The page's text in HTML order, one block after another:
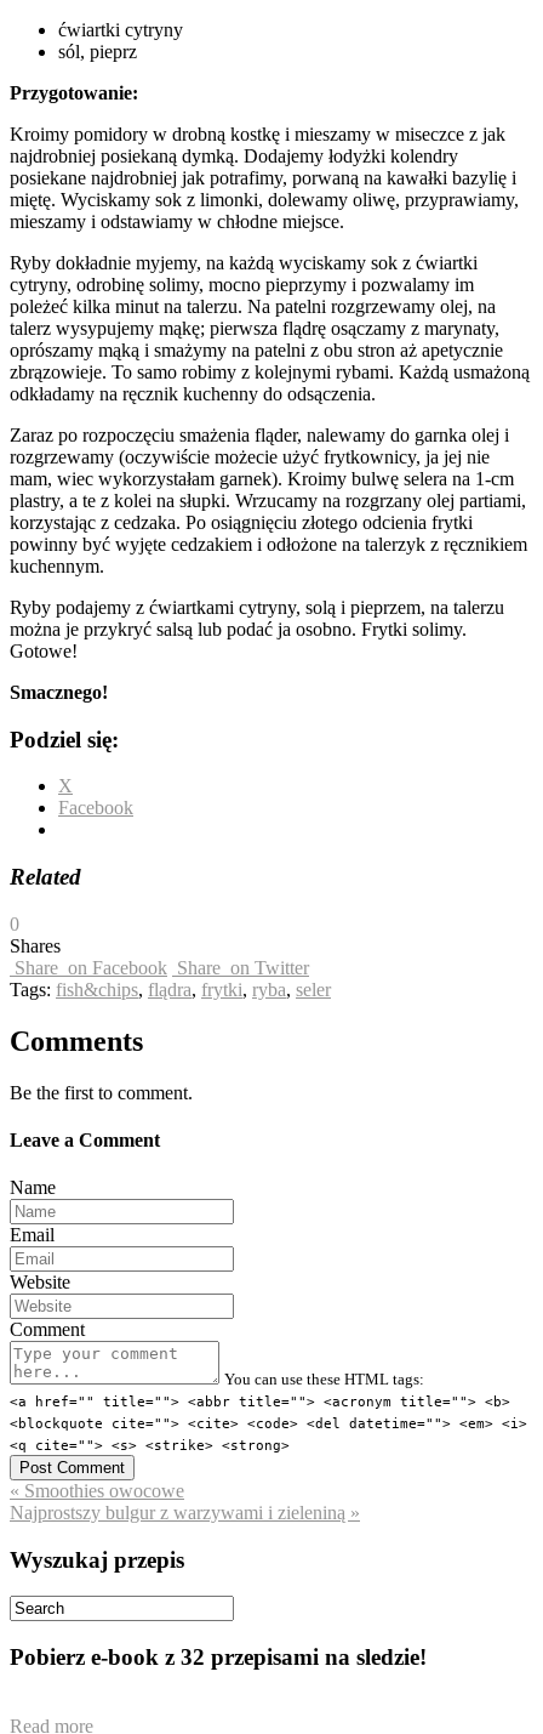
ćwiartki cytryny
sól, pieprz
Przygotowanie:
Kroimy pomidory w drobną kostkę i mieszamy w miseczce z jak
najdrobniej posiekaną dymką. Dodajemy łodyżki kolendry
posiekane najdrobniej jak potrafimy, porwaną na kawałki bazylię i
miętę. Wyciskamy sok z limonki, dolewamy oliwę, przyprawiamy,
mieszamy i odstawiamy w chłodne miejsce.
Ryby dokładnie myjemy, na każdą wyciskamy sok z ćwiartki
cytryny, odrobinę solimy, mocno pieprzymy i pozwalamy im
poleżeć kilka minut na talerzu. Na patelni rozgrzewamy olej, na
talerz wysypujemy mąkę; pierwsza flądrę osączamy z marynaty,
oprószamy mąką i smażymy na patelni z obu stron aż apetycznie
zbrązowieje. To samo robimy z kolejnymi rybami. Każdą usmażoną
odkładamy na ręcznik kuchenny do odsączenia.
Zaraz po rozpoczęciu smażenia fląder, nalewamy do garnka olej i
rozgrzewamy (oczywiście możecie użyć frytkownicy, ja jej nie
mam, wiec wykorzystałam garnek). Kroimy bulwę selera na 1-cm
plastry, a te z kolei na słupki. Wrzucamy na rozgrzany olej partiami,
korzystając z cedzaka. Po osiągnięciu złotego odcienia frytki
powinny być wyjęte cedzakiem i odłożone na talerzyk z ręcznikiem
kuchennym.
Ryby podajemy z ćwiartkami cytryny, solą i pieprzem, na talerzu
można je przykryć salsą lub podać ja osobno. Frytki solimy.
Gotowe!
Smacznego!
Podziel się:
X
Facebook
Related
0
Shares
Share on Facebook Share on Twitter
Tags: fish&chips, flądra, frytki, ryba, seler
Comments
Be the first to comment.
Leave a Comment
Name
Email
Website
Comment
You can use these HTML tags:
<a href="" title=""> <abbr title=""> <acronym title=""> <b>
<blockquote cite=""> <cite> <code> <del datetime=""> <em> <i>
<q cite=""> <s> <strike> <strong>
« Smoothies owocowe
Najprostszy bulgur z warzywami i zieleniną »
Wyszukaj przepis
Pobierz e-book z 32 przepisami na sledzie!
Read more